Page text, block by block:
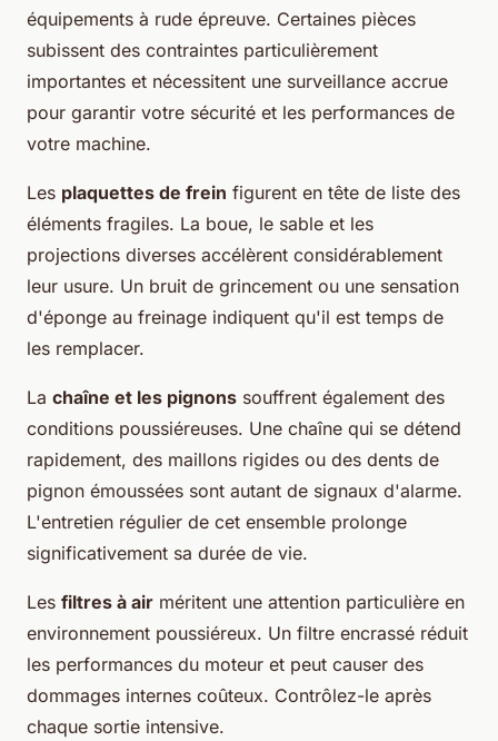
équipements à rude épreuve. Certaines pièces
subissent des contraintes particulièrement
importantes et nécessitent une surveillance accrue
pour garantir votre sécurité et les performances de
votre machine.
Les plaquettes de frein figurent en tête de liste des
éléments fragiles. La boue, le sable et les
projections diverses accélèrent considérablement
leur usure. Un bruit de grincement ou une sensation
d'éponge au freinage indiquent qu'il est temps de
les remplacer.
La chaîne et les pignons souffrent également des
conditions poussiéreuses. Une chaîne qui se détend
rapidement, des maillons rigides ou des dents de
pignon émoussées sont autant de signaux d'alarme.
L'entretien régulier de cet ensemble prolonge
significativement sa durée de vie.
Les filtres à air méritent une attention particulière en
environnement poussiéreux. Un filtre encrassé réduit
les performances du moteur et peut causer des
dommages internes coûteux. Contrôlez-le après
chaque sortie intensive.